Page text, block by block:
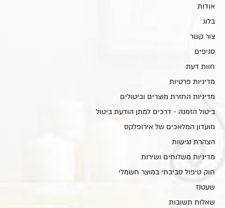
אודות
בלוג
צור קשר
סניפים
חוות דעת
מדיניות פרטיות
מדיניות החזרת מוצרים וביטולים
ביטול הזמנה - דרכים למתן הודעת ביטול
מועדון המלאכים של אירופלקס
הצהרת נגישות
מדיניות משלוחים ושירות
חוק טיפול סביבתי במוצר חשמלי
שעטנז
שאלות תשובות